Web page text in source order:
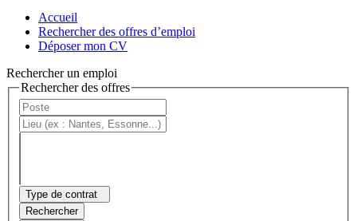
Accueil
Rechercher des offres d’emploi
Déposer mon CV
Rechercher un emploi
Rechercher des offres
Type de contrat
Rechercher